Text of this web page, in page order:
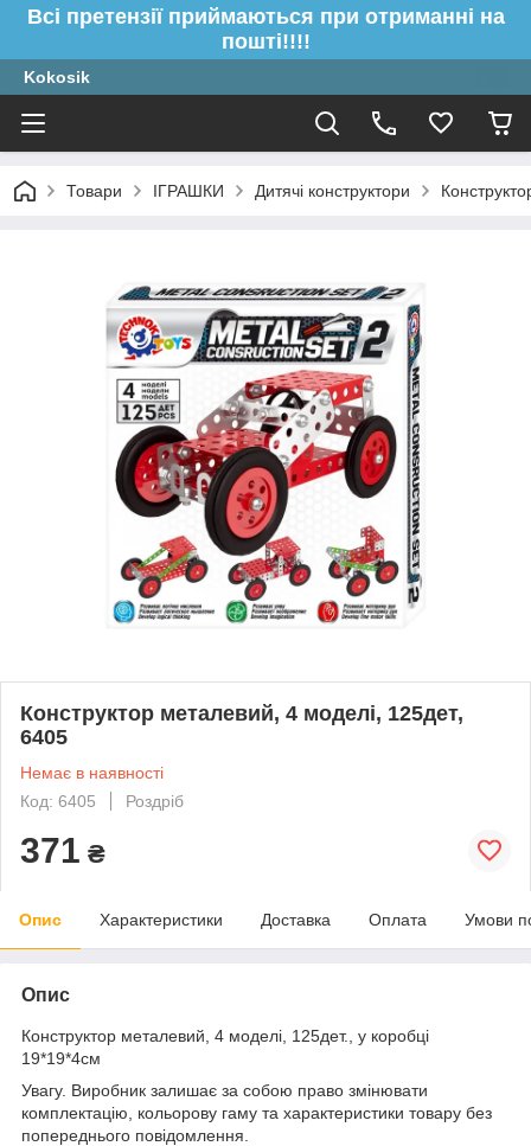
Всі претензії приймаються при отриманні на
пошті!!!!
Kokosik
Товари ІГРАШКИ Дитячі конструктори
Конструктор металевий, 4 моделі, 125дет,
6405
Немає в наявності
Код: 6405
Роздріб
371 ₴
Опис Характеристики Доставка Оплата Умови
Опис
Конструктор металевий, 4 моделі, 125дет., у коробці
19*19*4см
Увагу. Виробник залишає за собою право змінювати
комплектацію, кольорову гаму та характеристики товару без
попереднього повідомлення.